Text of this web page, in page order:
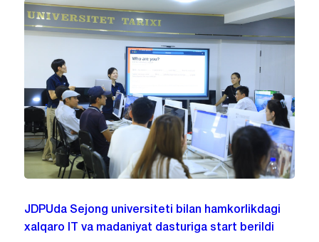
JDPUda Sejong universiteti bilan hamkorlikdagi
xalqaro IT va madaniyat dasturiga start berildi